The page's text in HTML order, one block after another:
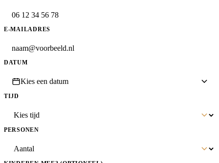
E-MAILADRES
DATUM
Kies een datum
TIJD
PERSONEN